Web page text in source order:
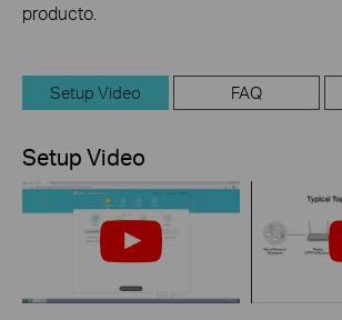
producto.
Setup Video FAQ
Setup Video